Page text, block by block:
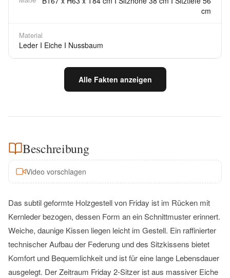
cm
Material
Leder I Eiche I Nussbaum
Alle Fakten anzeigen
Beschreibung
Video vorschlagen
Das subtil geformte Holzgestell von Friday ist im Rücken mit
Kernleder bezogen, dessen Form an ein Schnittmuster erinnert.
Weiche, daunige Kissen liegen leicht im Gestell. Ein raffinierter
technischer Aufbau der Federung und des Sitzkissens bietet
Komfort und Bequemlichkeit und ist für eine lange Lebensdauer
ausgelegt. Der Zeitraum Friday 2-Sitzer ist aus massiver Eiche